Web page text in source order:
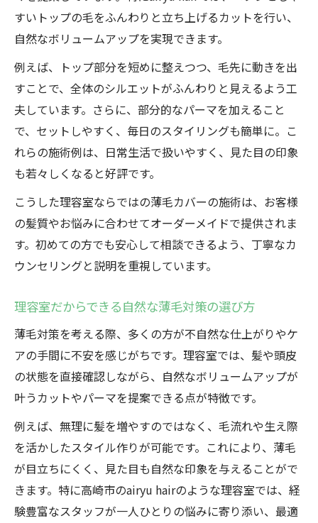
すいトップの毛をふんわりと立ち上げるカットを行い、
自然なボリュームアップを実現できます。
例えば、トップ部分を短めに整えつつ、毛先に動きを出
すことで、全体のシルエットがふんわりと見えるよう工
夫しています。さらに、部分的なパーマを加えること
で、セットしやすく、毎日のスタイリングも簡単に。こ
れらの施術例は、日常生活で扱いやすく、見た目の印象
も若々しくなると好評です。
こうした理容室ならではの薄毛カバーの施術は、お客様
の髪質やお悩みに合わせてオーダーメイドで提供されま
す。初めての方でも安心して相談できるよう、丁寧なカ
ウンセリングと説明を重視しています。
理容室だからできる自然な薄毛対策の選び方
薄毛対策を考える際、多くの方が不自然な仕上がりやケ
アの手間に不安を感じがちです。理容室では、髪や頭皮
の状態を直接確認しながら、自然なボリュームアップが
叶うカットやパーマを提案できる点が特徴です。
例えば、無理に髪を増やすのではなく、毛流れや生え際
を活かしたスタイル作りが可能です。これにより、薄毛
が目立ちにくく、見た目も自然な印象を与えることがで
きます。特に高崎市のairyu hairのような理容室では、経
験豊富なスタッフが一人ひとりの悩みに寄り添い、最適